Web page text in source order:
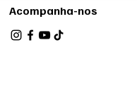
Acompanha-nos